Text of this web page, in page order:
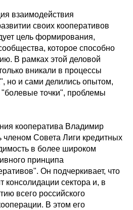
взаимодействия
своих кооперативов
цель формирования,
которое способно
В рамках этой деловой
вникали в процессы
но и сами делились опытом,
точки", проблемы
кооператива Владимир
членом Совета Лиги кредитных
в более широком
принципа
Он подчеркивает, что
консолидации сектора и, в
всего российского
В этом его